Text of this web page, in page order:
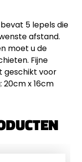
5 lepels die
afstand.
moet u de
Fijne
geschikt voor
x 16cm